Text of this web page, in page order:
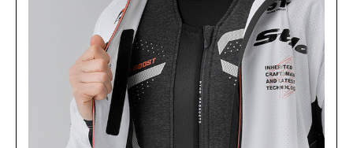
BLUE/BLACK
L
¥40,590(税込)
カートに入れる
BLUE/BLACK
LL
¥40,590(税込)
カートに入れる
GREY/BLACK
S
¥40,590 (税込)
カートに入れる